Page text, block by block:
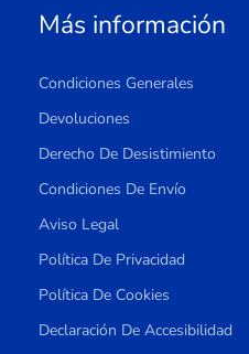
Más información
Condiciones Generales
Devoluciones
Derecho De Desistimiento
Condiciones De Envío
Aviso Legal
Política De Privacidad
Política De Cookies
Declaración De Accesibilidad